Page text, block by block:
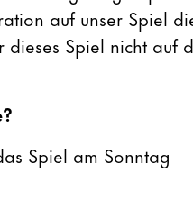
auf unser Spiel
Spiel nicht auf
Spiel am Sonntag